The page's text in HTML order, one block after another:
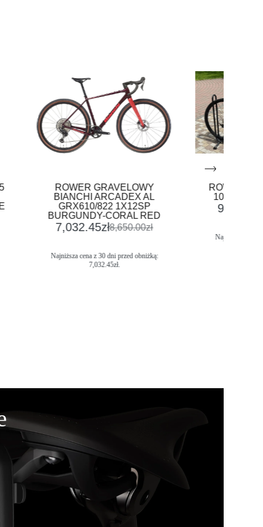
ROWER GRAVELOWY
BIANCHI ARCADEX AL
GRX610/822 1X12SP
BURGUNDY-CORAL RED
8,650.00zł
7,032.45zł
Najniższa cena z 30 dni przed obniżką:
7,032.45zł.
ROWER
105 12S
9,186.09
Najniższa cena z 30